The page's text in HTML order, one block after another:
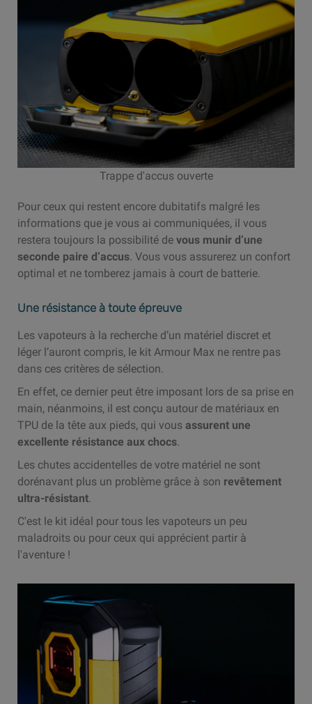
Trappe d'accus ouverte
Pour ceux qui restent encore dubitatifs malgré les
informations que je vous ai communiquées, il vous
restera toujours la possibilité de vous munir d’une
seconde paire d’accus. Vous vous assurerez un confort
optimal et ne tomberez jamais à court de batterie.
Une résistance à toute épreuve
Les vapoteurs à la recherche d’un matériel discret et
léger l’auront compris, le kit Armour Max ne rentre pas
dans ces critères de sélection.
En effet, ce dernier peut être imposant lors de sa prise en
main, néanmoins, il est conçu autour de matériaux en
TPU de la tête aux pieds, qui vous assurent une
excellente résistance aux chocs.
Les chutes accidentelles de votre matériel ne sont
dorénavant plus un problème grâce à son revêtement
ultra-résistant.
C'est le kit idéal pour tous les vapoteurs un peu
maladroits ou pour ceux qui apprécient partir à
l'aventure !